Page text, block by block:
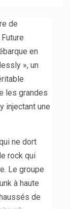
de
en
», un
les grandes
injectant une
ne dort
rock qui
Le groupe
à haute
de